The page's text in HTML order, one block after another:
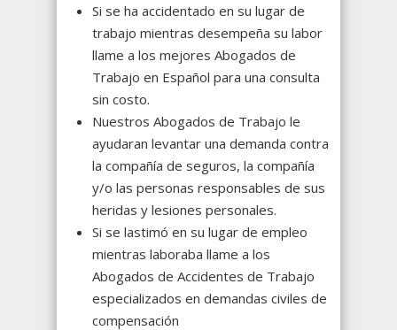
Si se ha accidentado en su lugar de
trabajo mientras desempeña su labor
llame a los mejores Abogados de
Trabajo en Español para una consulta
sin costo.
Nuestros Abogados de Trabajo le
ayudaran levantar una demanda contra
la compañía de seguros, la compañía
y/o las personas responsables de sus
heridas y lesiones personales.
Si se lastimó en su lugar de empleo
mientras laboraba llame a los
Abogados de Accidentes de Trabajo
especializados en demandas civiles de
compensación